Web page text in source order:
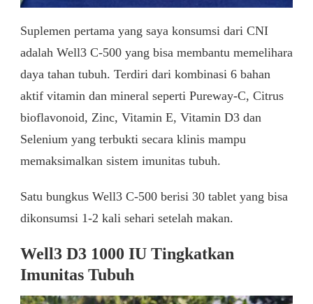
Suplemen pertama yang saya konsumsi dari CNI
adalah Well3 C-500 yang bisa membantu memelihara
daya tahan tubuh. Terdiri dari kombinasi 6 bahan
aktif vitamin dan mineral seperti Pureway-C, Citrus
bioflavonoid, Zinc, Vitamin E, Vitamin D3 dan
Selenium yang terbukti secara klinis mampu
memaksimalkan sistem imunitas tubuh.
Satu bungkus Well3 C-500 berisi 30 tablet yang bisa
dikonsumsi 1-2 kali sehari setelah makan.
Well3 D3 1000 IU Tingkatkan
Imunitas Tubuh